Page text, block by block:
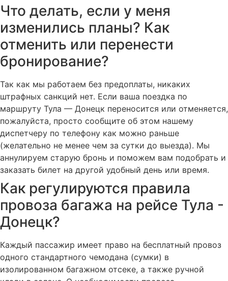
Что делать, если у меня
изменились планы? Как
отменить или перенести
бронирование?
Так как мы работаем без предоплаты, никаких
штрафных санкций нет. Если ваша поездка по
маршруту Тула — Донецк переносится или отменяется,
пожалуйста, просто сообщите об этом нашему
диспетчеру по телефону как можно раньше
(желательно не менее чем за сутки до выезда). Мы
аннулируем старую бронь и поможем вам подобрать и
заказать билет на другой удобный день или время.
Как регулируются правила
провоза багажа на рейсе Тула -
Донецк?
Каждый пассажир имеет право на бесплатный провоз
одного стандартного чемодана (сумки) в
изолированном багажном отсеке, а также ручной